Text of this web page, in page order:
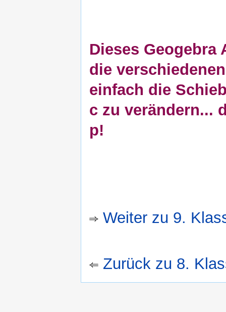
Dieses
die
einfach die
c zu verändern...
p!
Weiter zu 9.
Zurück zu 8.